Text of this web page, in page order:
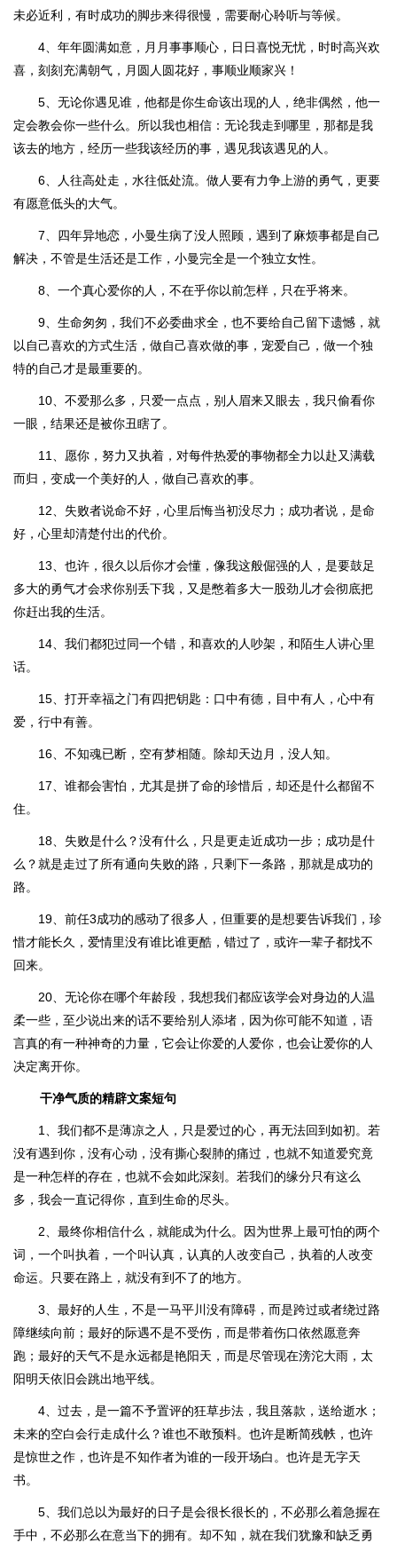
未必近利，有时成功的脚步来得很慢，需要耐心聆听与等候。
4、年年圆满如意，月月事事顺心，日日喜悦无忧，时时高兴欢
喜，刻刻充满朝气，月圆人圆花好，事顺业顺家兴！
5、无论你遇见谁，他都是你生命该出现的人，绝非偶然，他一
定会教会你一些什么。所以我也相信：无论我走到哪里，那都是我
该去的地方，经历一些我该经历的事，遇见我该遇见的人。
6、人往高处走，水往低处流。做人要有力争上游的勇气，更要
有愿意低头的大气。
7、四年异地恋，小曼生病了没人照顾，遇到了麻烦事都是自己
解决，不管是生活还是工作，小曼完全是一个独立女性。
8、一个真心爱你的人，不在乎你以前怎样，只在乎将来。
9、生命匆匆，我们不必委曲求全，也不要给自己留下遗憾，就
以自己喜欢的方式生活，做自己喜欢做的事，宠爱自己，做一个独
特的自己才是最重要的。
10、不爱那么多，只爱一点点，别人眉来又眼去，我只偷看你
一眼，结果还是被你丑瞎了。
11、愿你，努力又执着，对每件热爱的事物都全力以赴又满载
而归，变成一个美好的人，做自己喜欢的事。
12、失败者说命不好，心里后悔当初没尽力；成功者说，是命
好，心里却清楚付出的代价。
13、也许，很久以后你才会懂，像我这般倔强的人，是要鼓足
多大的勇气才会求你别丢下我，又是憋着多大一股劲儿才会彻底把
你赶出我的生活。
14、我们都犯过同一个错，和喜欢的人吵架，和陌生人讲心里
话。
15、打开幸福之门有四把钥匙：口中有德，目中有人，心中有
爱，行中有善。
16、不知魂已断，空有梦相随。除却天边月，没人知。
17、谁都会害怕，尤其是拼了命的珍惜后，却还是什么都留不
住。
18、失败是什么？没有什么，只是更走近成功一步；成功是什
么？就是走过了所有通向失败的路，只剩下一条路，那就是成功的
路。
19、前任3成功的感动了很多人，但重要的是想要告诉我们，珍
惜才能长久，爱情里没有谁比谁更酷，错过了，或许一辈子都找不
回来。
20、无论你在哪个年龄段，我想我们都应该学会对身边的人温
柔一些，至少说出来的话不要给别人添堵，因为你可能不知道，语
言真的有一种神奇的力量，它会让你爱的人爱你，也会让爱你的人
决定离开你。
干净气质的精辟文案短句
1、我们都不是薄凉之人，只是爱过的心，再无法回到如初。若
没有遇到你，没有心动，没有撕心裂肺的痛过，也就不知道爱究竟
是一种怎样的存在，也就不会如此深刻。若我们的缘分只有这么
多，我会一直记得你，直到生命的尽头。
2、最终你相信什么，就能成为什么。因为世界上最可怕的两个
词，一个叫执着，一个叫认真，认真的人改变自己，执着的人改变
命运。只要在路上，就没有到不了的地方。
3、最好的人生，不是一马平川没有障碍，而是跨过或者绕过路
障继续向前；最好的际遇不是不受伤，而是带着伤口依然愿意奔
跑；最好的天气不是永远都是艳阳天，而是尽管现在滂沱大雨，太
阳明天依旧会跳出地平线。
4、过去，是一篇不予置评的狂草步法，我且落款，送给逝水；
未来的空白会行走成什么？谁也不敢预料。也许是断简残帙，也许
是惊世之作，也许是不知作者为谁的一段开场白。也许是无字天
书。
5、我们总以为最好的日子是会很长很长的，不必那么着急握在
手中，不必那么在意当下的拥有。却不知，就在我们犹豫和缺乏勇